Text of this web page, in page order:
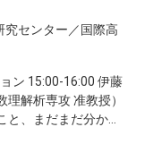
ための時空座標
い。できればそれを
が種間や器官間で
る。このセミナーで
ディング問題に関
る）相同器官の形態
究センター／国際高
ン 15:00-16:00 伊藤
解析専攻 准教授）
と、まだまだ分から